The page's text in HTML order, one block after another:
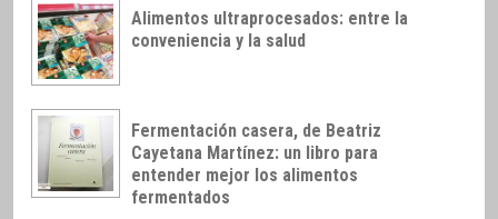
Alimentos ultraprocesados: entre la
conveniencia y la salud
Fermentación casera, de Beatriz
Cayetana Martínez: un libro para
entender mejor los alimentos
fermentados